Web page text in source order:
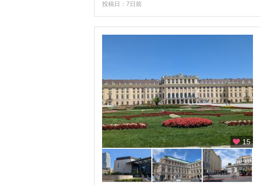
オーバーグルグル
キッツビュール
クーフシュタイン
グムンデン
グラーツ
グロースグロックナー周辺
ザンクト・アントン
ザンクト・ギルゲン
投稿日：7日前
15